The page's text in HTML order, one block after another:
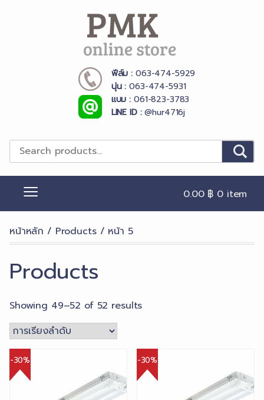
PMK Online Store
ฟีล์ม : 063-474-5929
นุ่น : 063-474-5931
แบม : 061-823-3783
LINE ID :@hur4716j
0.00 ฿ 0 item
หน้าหลัก / Products/ หน้า 5
Products
Showing 49–52 of 52 results
-30% -30%